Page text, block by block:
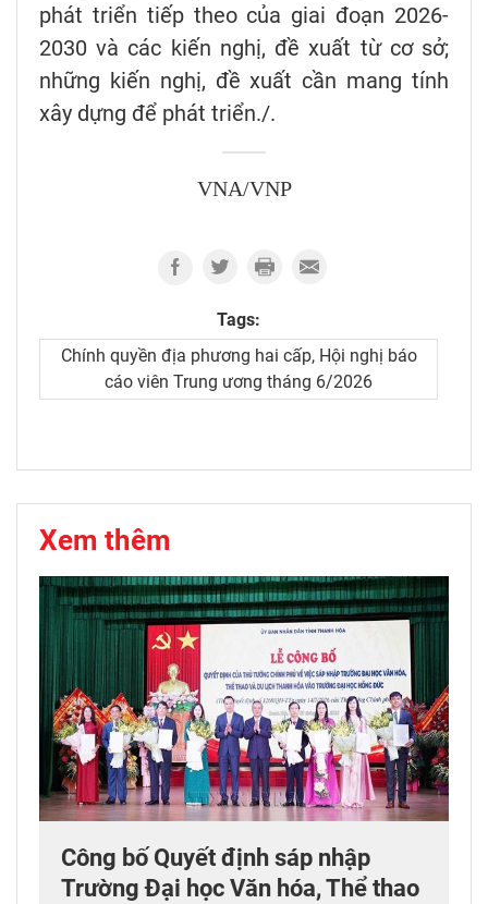
phát triển tiếp theo của giai đoạn 2026-
2030 và các kiến nghị, đề xuất từ cơ sở;
những kiến nghị, đề xuất cần mang tính
xây dựng để phát triển./.
VNA/VNP
Tags:
Chính quyền địa phương hai cấp, Hội nghị báo
cáo viên Trung ương tháng 6/2026
Xem thêm
Công bố Quyết định sáp nhập
Trường Đại học Văn hóa, Thể thao